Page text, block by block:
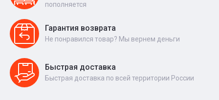
пополняется
Гарантия возврата
Не понравился товар? Мы вернем деньги
Быстрая доставка
Быстрая доставка по всей территории России